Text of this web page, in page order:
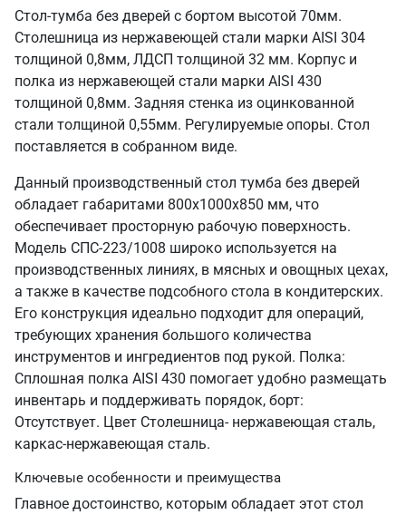
Стол-тумба без дверей с бортом высотой 70мм.
Столешница из нержавеющей стали марки AISI 304
толщиной 0,8мм, ЛДСП толщиной 32 мм. Корпус и
полка из нержавеющей стали марки AISI 430
толщиной 0,8мм. Задняя стенка из оцинкованной
стали толщиной 0,55мм. Регулируемые опоры. Стол
поставляется в собранном виде.
Данный производственный стол тумба без дверей
обладает габаритами 800х1000х850 мм, что
обеспечивает просторную рабочую поверхность.
Модель СПС-223/1008 широко используется на
производственных линиях, в мясных и овощных цехах,
а также в качестве подсобного стола в кондитерских.
Его конструкция идеально подходит для операций,
требующих хранения большого количества
инструментов и ингредиентов под рукой. Полка:
Сплошная полка AISI 430 помогает удобно размещать
инвентарь и поддерживать порядок, борт:
Отсутствует. Цвет Столешница- нержавеющая сталь,
каркас-нержавеющая сталь.
Ключевые особенности и преимущества
Главное достоинство, которым обладает этот стол